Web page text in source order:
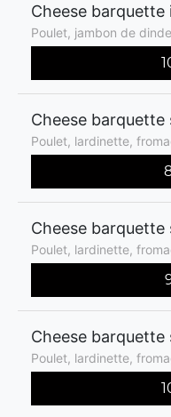
Cheese barquette
Poulet, jambon de
Cheese barquette
Poulet, lardinette,
Cheese barquette
Poulet, lardinette,
Cheese barquette
Poulet, lardinette,